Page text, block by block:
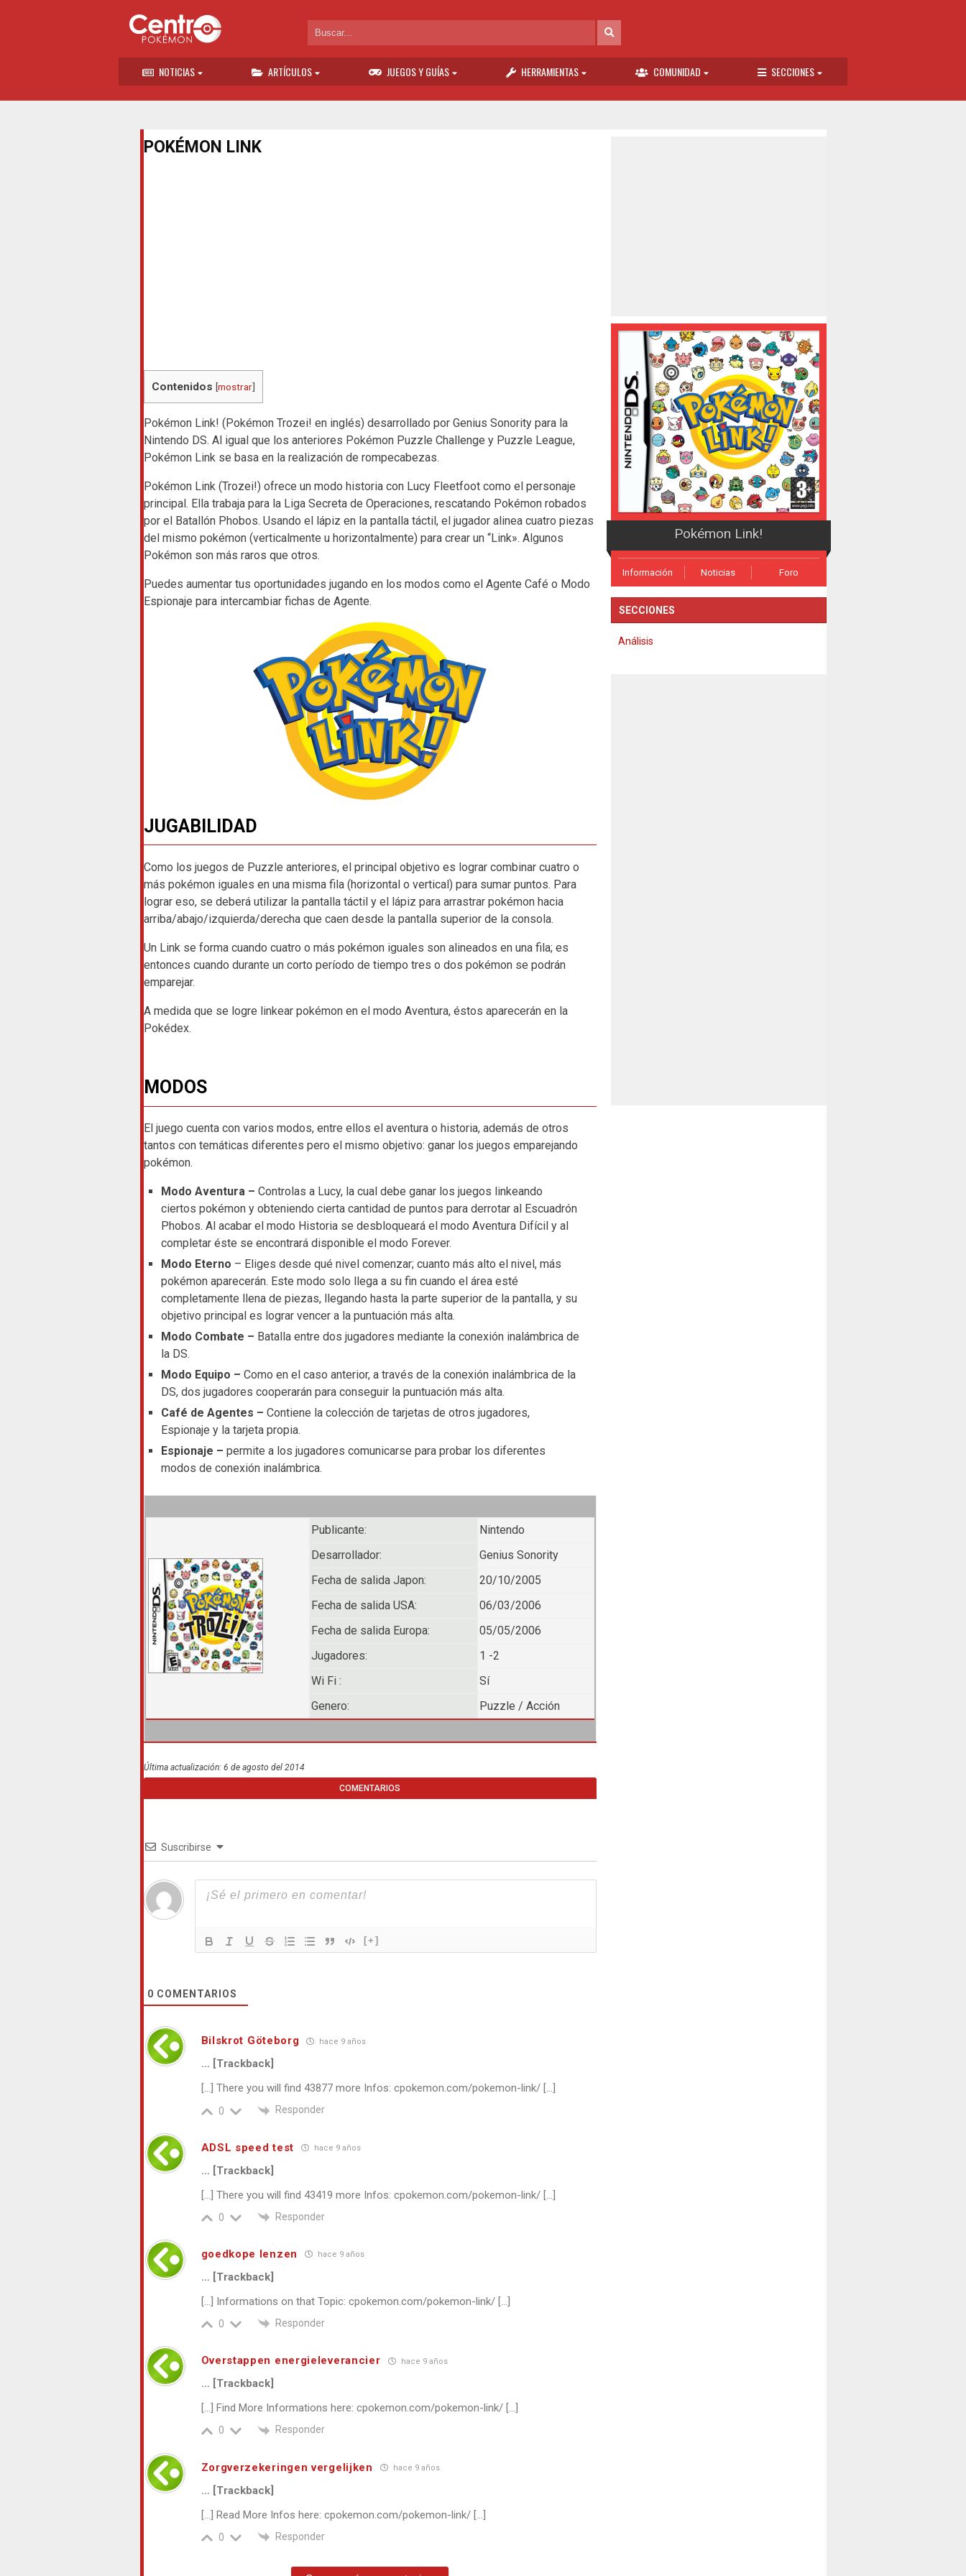
NOTICIAS ARTÍCULOS JUEGOS Y GUÍAS HERRAMIENTAS COMUNIDAD SECCIONES
POKÉMON LINK
Contenidos [mostrar]
Pokémon Link! (Pokémon Trozei! en inglés) desarrollado por Genius Sonority para la
Nintendo DS. Al igual que los anteriores Pokémon Puzzle Challenge y Puzzle League,
Pokémon Link se basa en la realización de rompecabezas.
Pokémon Link (Trozei!) ofrece un modo historia con Lucy Fleetfoot como el personaje
principal. Ella trabaja para la Liga Secreta de Operaciones, rescatando Pokémon robados
por el Batallón Phobos. Usando el lápiz en la pantalla táctil, el jugador alinea cuatro piezas
del mismo pokémon (verticalmente u horizontalmente) para crear un “Link». Algunos
Pokémon son más raros que otros.
Puedes aumentar tus oportunidades jugando en los modos como el Agente Café o Modo
Espionaje para intercambiar fichas de Agente.
JUGABILIDAD
Como los juegos de Puzzle anteriores, el principal objetivo es lograr combinar cuatro o
más pokémon iguales en una misma fila (horizontal o vertical) para sumar puntos. Para
lograr eso, se deberá utilizar la pantalla táctil y el lápiz para arrastrar pokémon hacia
arriba/abajo/izquierda/derecha que caen desde la pantalla superior de la consola.
Un Link se forma cuando cuatro o más pokémon iguales son alineados en una fila; es
entonces cuando durante un corto período de tiempo tres o dos pokémon se podrán
emparejar.
A medida que se logre linkear pokémon en el modo Aventura, éstos aparecerán en la
Pokédex.
MODOS
El juego cuenta con varios modos, entre ellos el aventura o historia, además de otros
tantos con temáticas diferentes pero el mismo objetivo: ganar los juegos emparejando
pokémon.
Modo Aventura – Controlas a Lucy, la cual debe ganar los juegos linkeando
ciertos pokémon y obteniendo cierta cantidad de puntos para derrotar al Escuadrón
Phobos. Al acabar el modo Historia se desbloqueará el modo Aventura Difícil y al
completar éste se encontrará disponible el modo Forever.
Modo Eterno – Eliges desde qué nivel comenzar; cuanto más alto el nivel, más
pokémon aparecerán. Este modo solo llega a su fin cuando el área esté
completamente llena de piezas, llegando hasta la parte superior de la pantalla, y su
objetivo principal es lograr vencer a la puntuación más alta.
Modo Combate – Batalla entre dos jugadores mediante la conexión inalámbrica de
la DS.
Modo Equipo – Como en el caso anterior, a través de la conexión inalámbrica de la
DS, dos jugadores cooperarán para conseguir la puntuación más alta.
Café de Agentes – Contiene la colección de tarjetas de otros jugadores,
Espionaje y la tarjeta propia.
Espionaje – permite a los jugadores comunicarse para probar los diferentes
modos de conexión inalámbrica.
Publicante:
Nintendo
Desarrollador:
Genius Sonority
Fecha de salida Japon:
20/10/2005
Fecha de salida USA:
06/03/2006
Fecha de salida Europa:
05/05/2006
Jugadores:
1 -2
Wi Fi :
Sí
Genero:
Puzzle / Acción
Última actualización: 6 de agosto del 2014
COMENTARIOS
Suscribirse
[+]
0 COMENTARIOS
Bilskrot Göteborg hace 9 años
… [Trackback]
[…] There you will find 43877 more Infos: cpokemon.com/pokemon-link/ […]
0 Responder
ADSL speed test hace 9 años
… [Trackback]
[…] There you will find 43419 more Infos: cpokemon.com/pokemon-link/ […]
0 Responder
goedkope lenzen hace 9 años
… [Trackback]
[…] Informations on that Topic: cpokemon.com/pokemon-link/ […]
0 Responder
Overstappen energieleverancier hace 9 años
… [Trackback]
[…] Find More Informations here: cpokemon.com/pokemon-link/ […]
0 Responder
Zorgverzekeringen vergelijken hace 9 años
… [Trackback]
[…] Read More Infos here: cpokemon.com/pokemon-link/ […]
0 Responder
Pokémon Link!
Información Noticias Foro
SECCIONES
Análisis